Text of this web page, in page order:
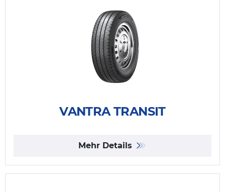
VANTRA TRANSIT
Mehr Details